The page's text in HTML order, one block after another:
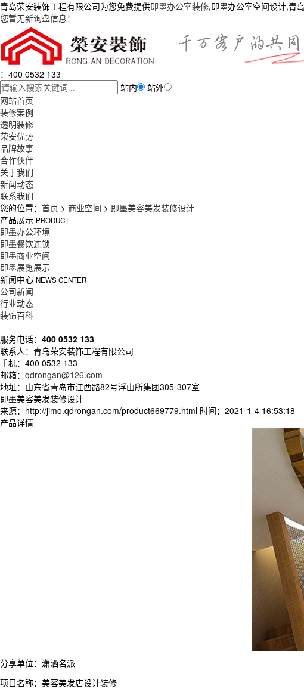
青岛荣安装饰工程有限公司为您免费提供即墨办公室装修,即墨办公室空间设计,青
您暂无新询盘信息！
：400 0532 133
站内
站外
网站首页
装修案例
透明装修
荣安优势
品牌故事
合作伙伴
关于我们
新闻动态
联系我们
您的位置： 首页 > 商业空间 > 即墨美容美发装修设计
产品展示 PRODUCT
即墨办公环境
即墨餐饮连锁
即墨商业空间
即墨展览展示
新闻中心 NEWS CENTER
公司新闻
行业动态
装饰百科
服务电话： 400 0532 133
联系人：青岛荣安装饰工程有限公司
手机：400 0532 133
邮箱： qdrongan@126.com
地址：山东省青岛市江西路82号浮山所集团305-307室
即墨美容美发装修设计
来源：http://jimo.qdrongan.com/product669779.html 时间：2021-1-4 16:53:18
产品详情
分享单位：潇洒名派
项目名称：美容美发店设计装修